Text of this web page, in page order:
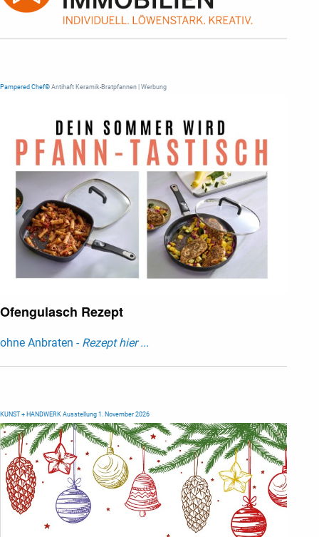
Pampered Chef® Antihaft Keramik-Bratpfannen | Werbung
Ofengulasch Rezept
ohne Anbraten - Rezept hier ...
KUNST + HANDWERK Ausstellung 1. November 2026